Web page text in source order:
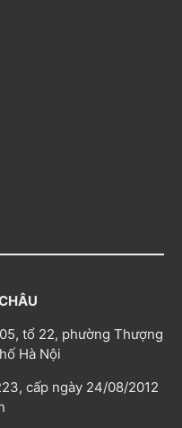
tổ 22, phường Thượng
Hà Nội
cấp ngày 24/08/2012